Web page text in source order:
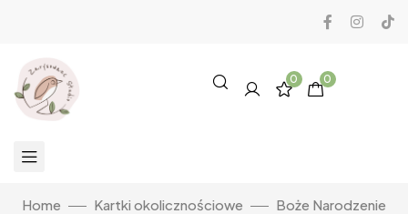
0 0
Home Kartki okolicznościowe
Boże Narodzenie